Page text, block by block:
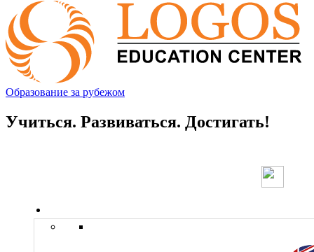
Образование за рубежом
Учиться. Развиваться. Достигать!